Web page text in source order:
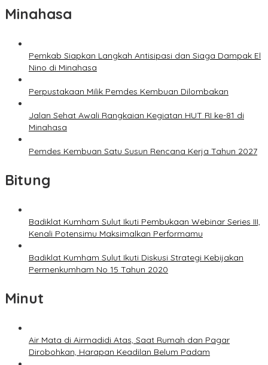
Minahasa
Pemkab Siapkan Langkah Antisipasi dan Siaga Dampak El
Nino di Minahasa
Perpustakaan Milik Pemdes Kembuan Dilombakan
Jalan Sehat Awali Rangkaian Kegiatan HUT RI ke-81 di
Minahasa
Pemdes Kembuan Satu Susun Rencana Kerja Tahun 2027
Bitung
Badiklat Kumham Sulut Ikuti Pembukaan Webinar Series III,
Kenali Potensimu Maksimalkan Performamu
Badiklat Kumham Sulut Ikuti Diskusi Strategi Kebijakan
Permenkumham No 15 Tahun 2020
Minut
Air Mata di Airmadidi Atas, Saat Rumah dan Pagar
Dirobohkan, Harapan Keadilan Belum Padam